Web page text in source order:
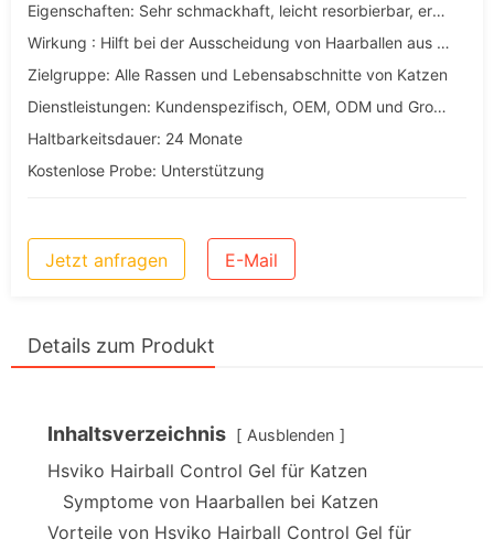
Eigenschaften: Sehr schmackhaft, leicht resorbierbar, ernährungsphysiologisch formuliert, keine Zusatzstoffe
Wirkung : Hilft bei der Ausscheidung von Haarballen aus dem Darm der Katze
Zielgruppe: Alle Rassen und Lebensabschnitte von Katzen
Dienstleistungen: Kundenspezifisch, OEM, ODM und Großhandel
Haltbarkeitsdauer: 24 Monate
Kostenlose Probe: Unterstützung
Jetzt anfragen E-Mail
Details zum Produkt
Inhaltsverzeichnis Ausblenden
Hsviko Hairball Control Gel für Katzen
Symptome von Haarballen bei Katzen
Vorteile von Hsviko Hairball Control Gel für